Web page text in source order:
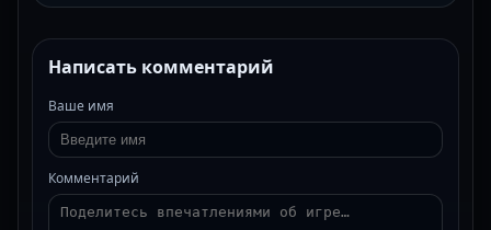
Написать комментарий
Ваше имя
Комментарий